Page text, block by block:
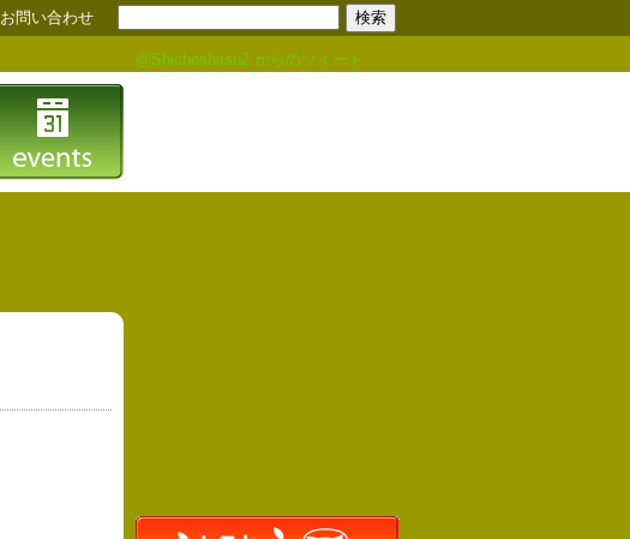
@Shichoshitsu2 からのツイート
お問い合わせ